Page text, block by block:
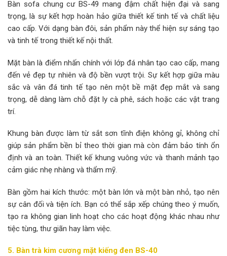
Bàn sofa chung cư BS-49 mang đậm chất hiện đại và sang
trọng, là sự kết hợp hoàn hảo giữa thiết kế tinh tế và chất liệu
cao cấp. Với dạng bàn đôi, sản phẩm này thể hiện sự sáng tạo
và tinh tế trong thiết kế nội thất.
Mặt bàn là điểm nhấn chính với lớp đá nhân tạo cao cấp, mang
đến vẻ đẹp tự nhiên và độ bền vượt trội. Sự kết hợp giữa màu
sắc và vân đá tinh tế tạo nên một bề mặt đẹp mắt và sang
trọng, dễ dàng làm chỗ đặt ly cà phê, sách hoặc các vật trang
trí.
Khung bàn được làm từ sắt sơn tĩnh điện không gỉ, không chỉ
giúp sản phẩm bền bỉ theo thời gian mà còn đảm bảo tính ổn
định và an toàn. Thiết kế khung vuông vức và thanh mảnh tạo
cảm giác nhẹ nhàng và thẩm mỹ.
Bàn gồm hai kích thước: một bàn lớn và một bàn nhỏ, tạo nên
sự cân đối và tiện ích. Bạn có thể sắp xếp chúng theo ý muốn,
tạo ra không gian linh hoạt cho các hoạt động khác nhau như
tiệc tùng, thư giãn hay làm việc.
5. Bàn trà kim cương mặt kiếng đen BS-40